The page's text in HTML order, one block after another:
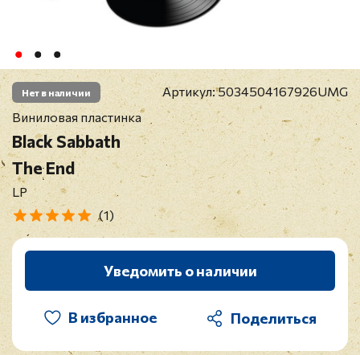
Нет в наличии Артикул:5034504167926UMG
Виниловая пластинка
Black Sabbath
The End
LP
(1)
Уведомить о наличии
В избранное